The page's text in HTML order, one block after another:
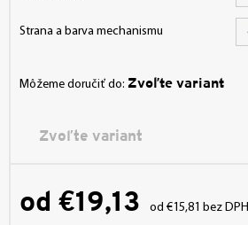
od €19,13 od €15,81 bez DPH
Strana a barva mechanismu
Môžeme doručiť do: Zvoľte variant
Zvoľte variant